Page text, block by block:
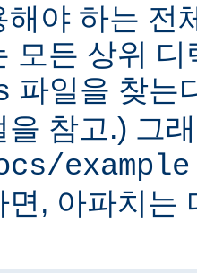
해야 하는 전
모든 상위 디
파일을 찾는
을 참고.) 그
example
면, 아파치는